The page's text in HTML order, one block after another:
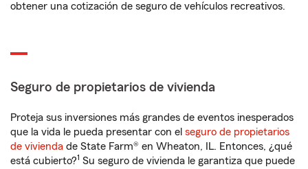
obtener una cotización de seguro de vehículos recreativos.
Seguro de propietarios de vivienda
Proteja sus inversiones más grandes de eventos inesperados
que la vida le pueda presentar con el seguro de propietarios
de vivienda de State Farm® en Wheaton, IL. Entonces, ¿qué
está cubierto?1 Su seguro de vivienda le garantiza que puede